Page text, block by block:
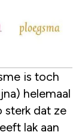
is toch
helemaal
sterk dat ze
lak aan